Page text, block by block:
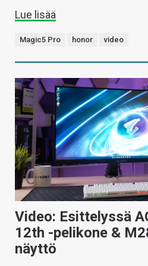
Lue lisää
Magic5 Pro honor video
Video: Esittelyssä
12th -pelikone &
näyttö